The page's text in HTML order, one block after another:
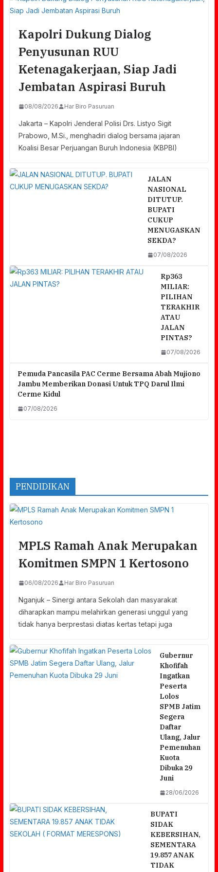
Kapolri Dukung Dialog
Penyusunan RUU
Ketenagakerjaan, Siap Jadi
Jembatan Aspirasi Buruh
08/08/2026 Har Biro Pasuruan
Jakarta – Kapolri Jenderal Polisi Drs. Listyo Sigit
Prabowo, M.Si., menghadiri dialog bersama jajaran
Koalisi Besar Perjuangan Buruh Indonesia (KBPBI)
JALAN
NASIONAL
DITUTUP.
BUPATI
CUKUP
MENUGASKAN
SEKDA?
07/08/2026
Rp363
MILIAR:
PILIHAN
TERAKHIR
ATAU
JALAN
PINTAS?
07/08/2026
Pemuda Pancasila PAC Cerme Bersama Abah Mujiono
Jambu Memberikan Donasi Untuk TPQ Darul Ilmi
Cerme Kidul
07/08/2026
PENDIDIKAN
MPLS Ramah Anak Merupakan
Komitmen SMPN 1 Kertosono
06/08/2026 Har Biro Pasuruan
Nganjuk – Sinergi antara Sekolah dan masyarakat
diharapkan mampu melahirkan generasi unggul yang
tidak hanya berprestasi diatas kertas tetapi juga
Gubernur
Khofifah
Ingatkan
Peserta
Lolos
SPMB Jatim
Segera
Daftar
Ulang, Jalur
Pemenuhan
Kuota
Dibuka 29
Juni
28/06/2026
BUPATI
SIDAK
KEBERSIHAN,
SEMENTARA
19.857 ANAK
TIDAK